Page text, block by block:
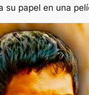
su papel en una